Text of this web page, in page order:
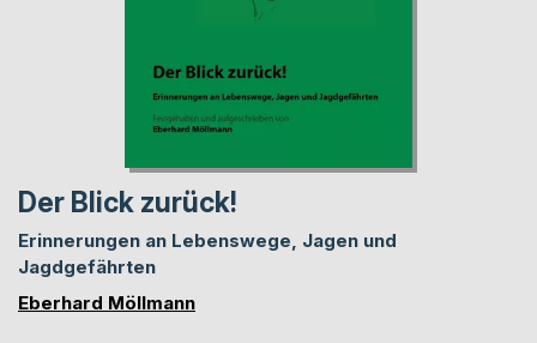
Der Blick zurück!
Erinnerungen an Lebenswege, Jagen und
Jagdgefährten
Eberhard Möllmann